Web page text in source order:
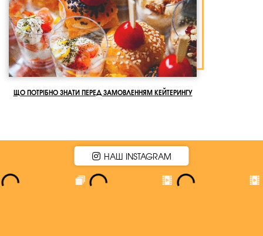
ЩО ПОТРІБНО ЗНАТИ ПЕРЕД ЗАМОВЛЕННЯМ КЕЙТЕРИНГУ
НАШ INSTAGRAM